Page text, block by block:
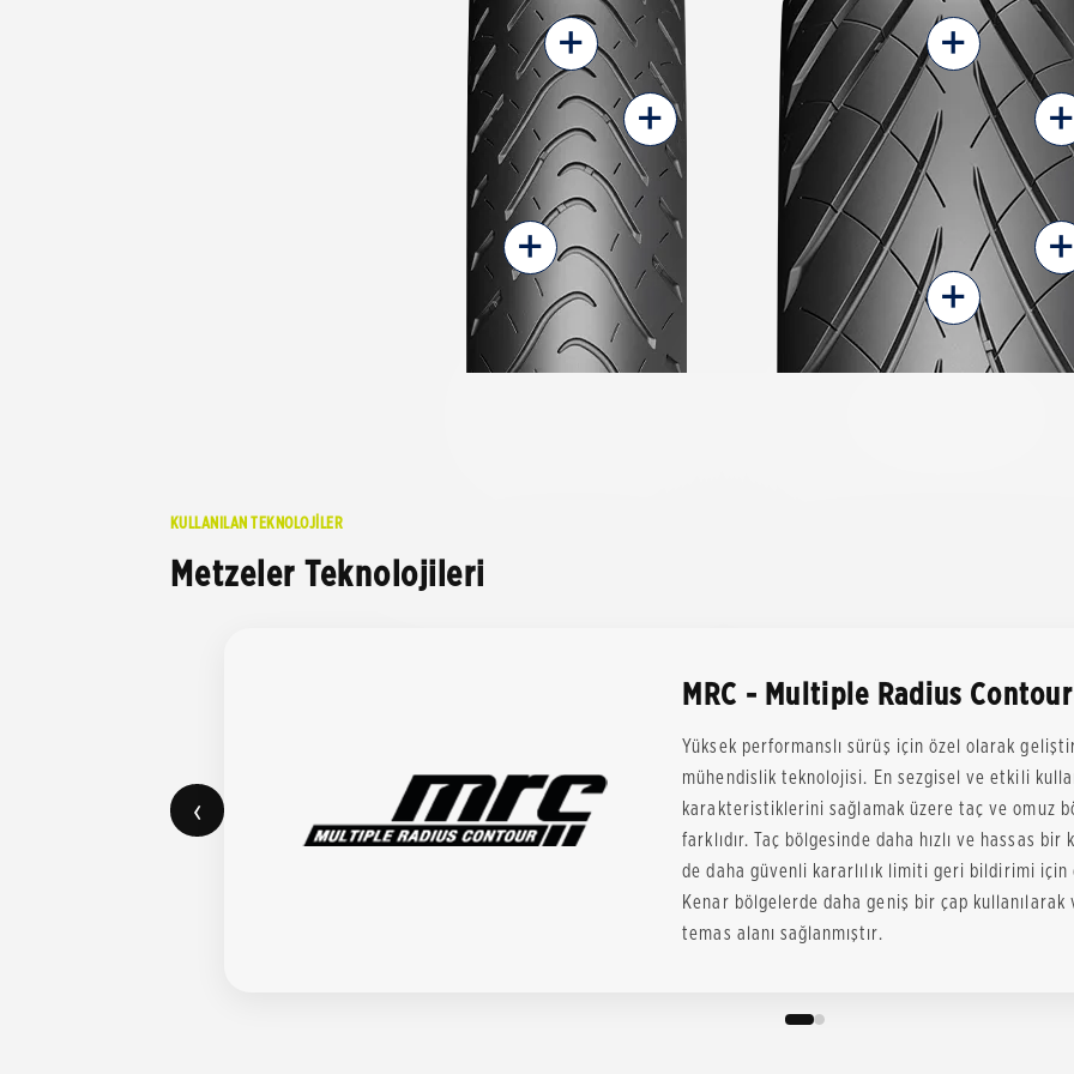
+
+
+
+
+
KULLANILAN TEKNOLOJİLER
Metzeler Teknolojileri
‹
MRC - Multiple Radius Contour
Yüksek performanslı sürüş için özel olarak
mühendislik teknolojisi. En sezgisel ve etkili
karakteristiklerini sağlamak üzere taç ve omuz
farklıdır. Taç bölgesinde daha hızlı ve hassas
de daha güvenli kararlılık limiti geri bildirimi için
Kenar bölgelerde daha geniş bir çap kullanılarak
temas alanı sağlanmıştır.